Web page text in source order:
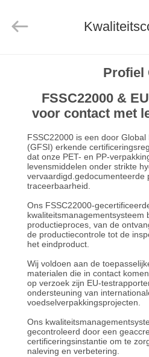
PRODUCTEN
OVER
ONS
FABRIEKSTOCHT
NEEM
CONTACT
MET
ONS
Products
Co.,Ltd..
Profiel
FSSC22000 &
voor contact met
FSSC22000 is een door
(GFSI) erkende
dat onze PET- en PP-
levensmiddelen onder strikte
vervaardigd.gedocumenteerde
traceerbaarheid.
Ons FSSC22000-
kwaliteitsmanagementsysteem
productieproces, van de
de productiecontrole tot de
het eindproduct.
Wij voldoen aan de
materialen die in contact
op verzoek zijn EU-
ondersteuning van
voedselverpakkingsprojecten.
Ons
gecontroleerd door een
certificeringsinstantie om te
naleving en verbetering.